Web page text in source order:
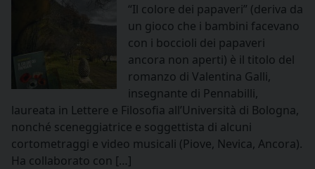
“Il colore dei papaveri” (deriva da
un gioco che i bambini facevano
con i boccioli dei papaveri
ancora non aperti) è il titolo del
romanzo di Valentina Galli,
insegnante di Pennabilli,
laureata in Lettere e Filosofia all’Università di Bologna,
nonché sceneggiatrice e soggettista di alcuni
cortometraggi e video musicali (Piove, Nevica, Ancora).
Ha collaborato con […]